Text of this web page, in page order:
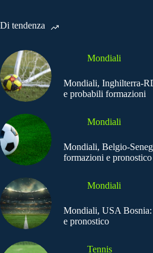
Di tendenza
Mondiali
Mondiali, Inghilterra-
e probabili formazioni
Mondiali
Mondiali, Belgio-
formazioni e pronostico
Mondiali
Mondiali, USA
e pronostico
Tennis